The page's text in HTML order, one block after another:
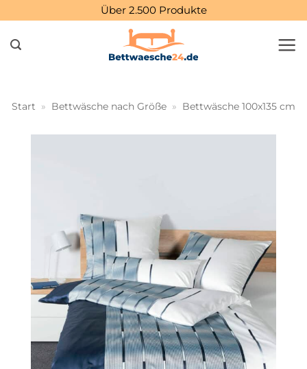
springen
Über 2.500 Produkte
Start » Bettwäsche nach Größe » Bettwäsche 100x135 cm